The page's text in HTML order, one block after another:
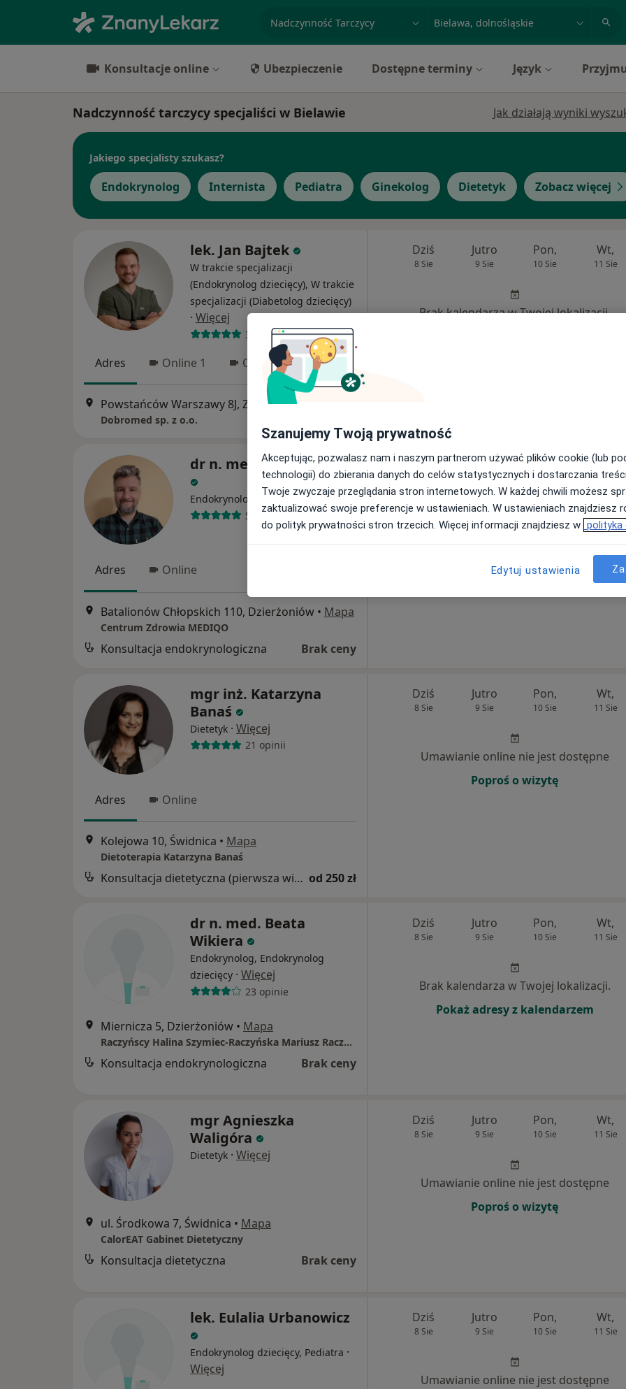
specjalizacja, badanie lub nazwiskomiasto lub dzielnica
Konsultacje online Ubezpieczenie Dostępne terminy Język
Nadczynność tarczycy specjaliści w Bielawie Jak działają wyniki
Jakiego specjalisty szukasz?
Endokrynolog Internista Pediatra Ginekolog Dietetyk Zobacz więcej
lek. Jan Bajtek
W trakcie specjalizacji
(Endokrynolog dziecięcy), W trakcie
specjalizacji (Diabetolog dziecięcy)
· Więcej
38 opinii
Adres Online 1 Online 2
Dobromed sp. z o.o.
Dziś
8 Sie
Jutro
9 Sie
Pon,
10 Sie
Wt,
11 Sie
Brak kalendarza w Twojej lokalizacji.
dr n. med. Michał Miner
Endokrynolog Więcej
59 opinii
Adres Online
Batalionów Chłopskich 110, Dzierżoniów • Mapa
Centrum Zdrowia MEDIQO
Konsultacja endokrynologiczna Brak ceny
Dziś
8 Sie
Jutro
9 Sie
Pon,
10 Sie
Wt,
11 Sie
Brak kalendarza w Twojej lokalizacji.
mgr inż. Katarzyna
Banaś
Dietetyk · Więcej
21 opinii
Adres Online
Kolejowa 10, Świdnica • Mapa
Dietoterapia Katarzyna Banaś
Konsultacja dietetyczna (pierwsza wizyta) od 250 zł
Dziś
8 Sie
Jutro
9 Sie
Pon,
10 Sie
Wt,
11 Sie
Umawianie online nie jest dostępne
Poproś o wizytę
dr n. med. Beata
Wikiera
Endokrynolog, Endokrynolog
dziecięcy · Więcej
23 opinie
Miernicza 5, Dzierżoniów • Mapa
Raczyńscy Halina Szymiec-Raczyńska Mariusz Raczyński Prywatna Specjalistyczna Przychodnia Lekarsko-Stomatologiczna
Konsultacja endokrynologiczna Brak ceny
Dziś
8 Sie
Jutro
9 Sie
Pon,
10 Sie
Wt,
11 Sie
Brak kalendarza w Twojej lokalizacji.
Pokaż adresy z kalendarzem
mgr Agnieszka
Waligóra
Dietetyk · Więcej
ul. Środkowa 7, Świdnica • Mapa
CalorEAT Gabinet Dietetyczny
Konsultacja dietetyczna Brak ceny
Dziś
8 Sie
Jutro
9 Sie
Pon,
10 Sie
Wt,
11 Sie
Umawianie online nie jest dostępne
Poproś o wizytę
lek. Eulalia Urbanowicz
Endokrynolog dziecięcy, Pediatra ·
Więcej
Dziś
8 Sie
Jutro
9 Sie
Pon,
10 Sie
Wt,
11 Sie
Umawianie online nie jest dostępne
Szanujemy Twoją prywatność
Akceptując, pozwalasz nam i naszym partnerom używać plików cookie (lub
technologii) do zbierania danych do celów statystycznych i dostarczania
Twoje zwyczaje przeglądania stron internetowych. W każdej chwili możesz
zaktualizować swoje preferencje w ustawieniach. W ustawieniach znajdziesz
do polityk prywatności stron trzecich. Więcej informacji znajdziesz w polityka
Edytuj ustawienia